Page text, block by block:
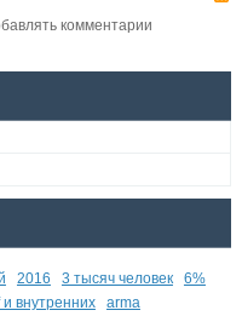
комментарии
2016 3 тысяч человек
6%
внутренних arma